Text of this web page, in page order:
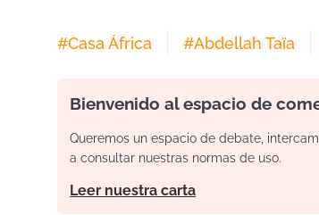
#Casa África #Abdellah Taïa
Bienvenido al espacio de
Queremos un espacio de debate,
a consultar nuestras normas de uso.
Leer nuestra carta